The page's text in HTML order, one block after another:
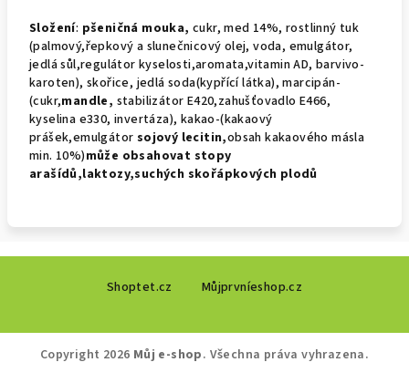
Složení: pšeničná mouka,cukr, med 14%, rostlinný tuk
(palmový,řepkový a slunečnicový olej, voda, emulgátor,
jedlá sůl,regulátor kyselosti,aromata,vitamin AD, barvivo-
karoten), skořice, jedlá soda(kypřící látka), marcipán-
(cukr,mandle, stabilizátor E420,zahušťovadlo E466,
kyselina e330, invertáza), kakao-(kakaový
prášek,emulgátor sojový lecitin,obsah kakaového másla
min. 10%)může obsahovat stopy
arašídů,laktozy,suchých skořápkových plodů
Shoptet.cz Můjprvníeshop.cz
Copyright 2026 Můj e-shop. Všechna práva vyhrazena.